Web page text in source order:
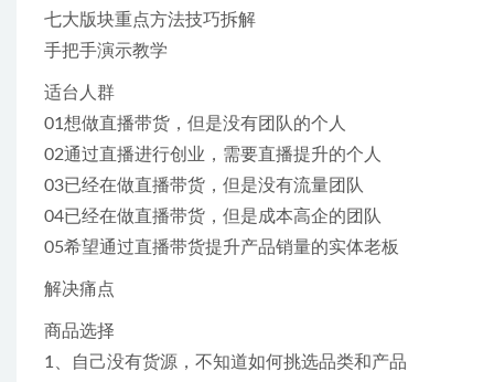
七大版块重点方法技巧拆解
手把手演示教学
适台人群
01想做直播带货，但是没有团队的个人
02通过直播进行创业，需要直播提升的个人
03已经在做直播带货，但是没有流量团队
04已经在做直播带货，但是成本高企的团队
05希望通过直播带货提升产品销量的实体老板
解决痛点
商品选择
1、自己没有货源，不知道如何挑选品类和产品